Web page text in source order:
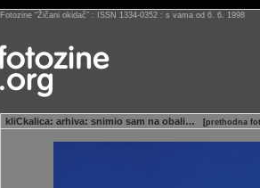
Fotozine “Žičani okidač” : ISSN 1334-0352 : s vama od 6. 6. 1998
kliCkalica: arhiva: snimio sam na obali… [prethodna